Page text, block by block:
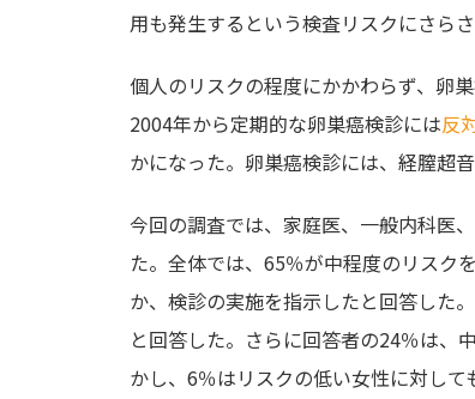
用も発生するという検査リスクにさら
個人のリスクの程度にかかわらず、卵
2004年から定期的な卵巣癌検診には反
かになった。卵巣癌検診には、経膣超
今回の調査では、家庭医、一般内科医
た。全体では、65％が中程度のリスク
か、検診の実施を指示したと回答した
と回答した。さらに回答者の24％は、
かし、6％はリスクの低い女性に対し